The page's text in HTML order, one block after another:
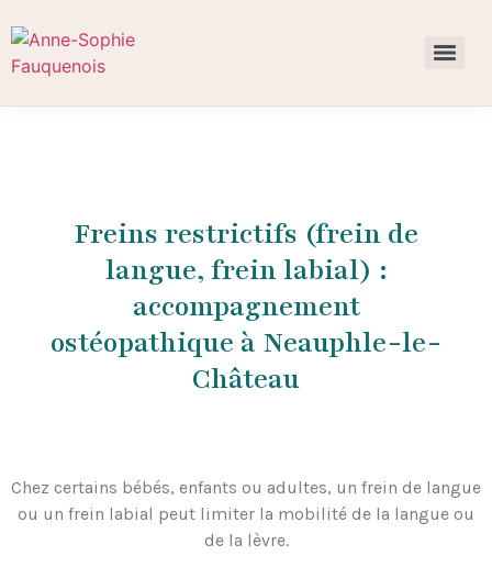
Freins restrictifs (frein de
langue, frein labial) :
accompagnement
ostéopathique à Neauphle-le-
Château
Chez certains bébés, enfants ou adultes, un frein de langue
ou un frein labial peut limiter la mobilité de la langue ou
de la lèvre.